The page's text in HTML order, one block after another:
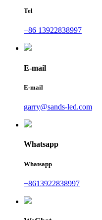
Tel
+86 13922838997
E-mail
E-mail
garry@sands-led.com
Whatsapp
Whatsapp
+8613922838997